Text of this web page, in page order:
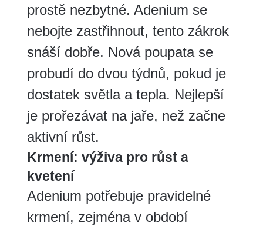
prostě nezbytné. Adenium se
nebojte zastřihnout, tento zákrok
snáší dobře. Nová poupata se
probudí do dvou týdnů, pokud je
dostatek světla a tepla. Nejlepší
je prořezávat na jaře, než začne
aktivní růst.
Krmení: výživa pro růst a
kvetení
Adenium potřebuje pravidelné
krmení, zejména v období